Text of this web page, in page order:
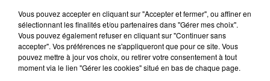
12h30
12h30 12h27
12h27 12h23
12h23
Vous pouvez accepter en cliquant sur "Accepter et fermer", ou affiner en
sélectionnant les finalités et/ou partenaires dans "Gérer mes choix".
Vous pouvez également refuser en cliquant sur "Continuer sans
accepter". Vos préférences ne s'appliqueront que pour ce site. Vous
pouvez mettre à jour vos choix, ou retirer votre consentement à tout
moment via le lien "Gérer les cookies" situé en bas de chaque page.